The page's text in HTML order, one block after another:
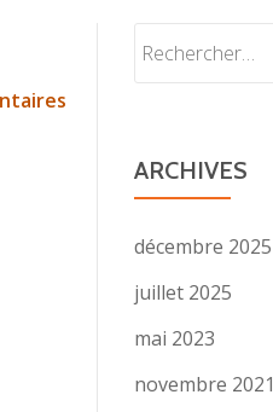
ARCHIVES
décembre 2025
juillet 2025
mai 2023
novembre 2021